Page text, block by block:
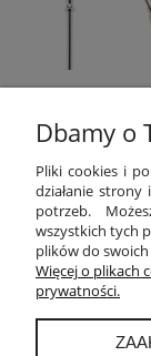
Dbamy o
Pliki cookies i
działanie
potrzeb.
wszystkich tych
plików do
Więcej o plikach
prywatności.